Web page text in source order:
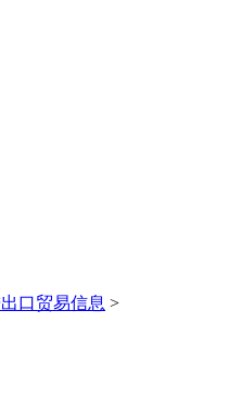
口贸易信息 >